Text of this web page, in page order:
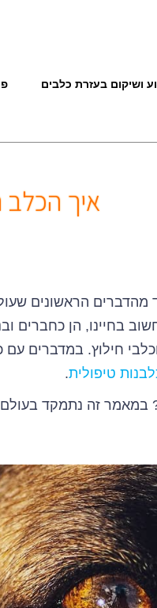
ושיקום בעזרת כלבים
איך הכלב
הראשונים
בחיינו, הן כחברים
חילוץ. במדברים
טיפולית.
במאמר זה נתמקד בעולם